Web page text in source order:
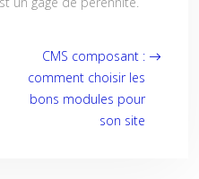
CMS composant :
comment choisir les
bons modules pour
son site